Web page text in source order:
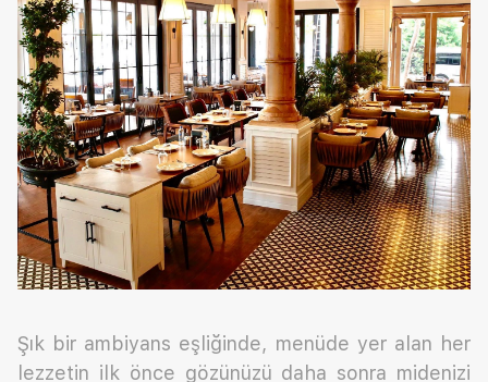
Şık bir ambiyans eşliğinde, menüde yer alan her
lezzetin ilk önce gözünüzü daha sonra midenizi